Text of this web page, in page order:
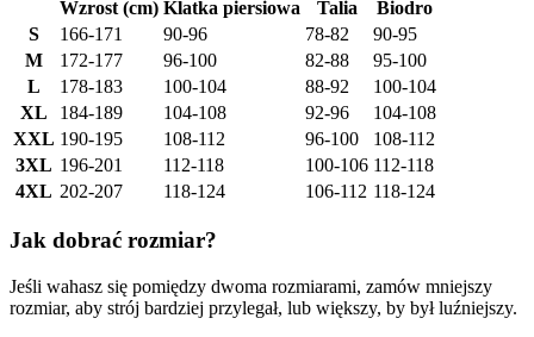
Wzrost (cm) Klatka piersiowa Talia
Biodro
S
166-171 90-96 78-82
90-95
M
172-177 96-100 82-88
95-100
L
178-183 100-104 88-92
100-104
XL
184-189 104-108 92-96
104-108
XXL 190-195 108-112 96-100
108-112
3XL 196-201 112-118 100-106 112-118
4XL 202-207 118-124 106-112 118-124
Jak dobrać rozmiar?
Jeśli wahasz się pomiędzy dwoma rozmiarami, zamów mniejszy
rozmiar, aby strój bardziej przylegał, lub większy, by był luźniejszy.